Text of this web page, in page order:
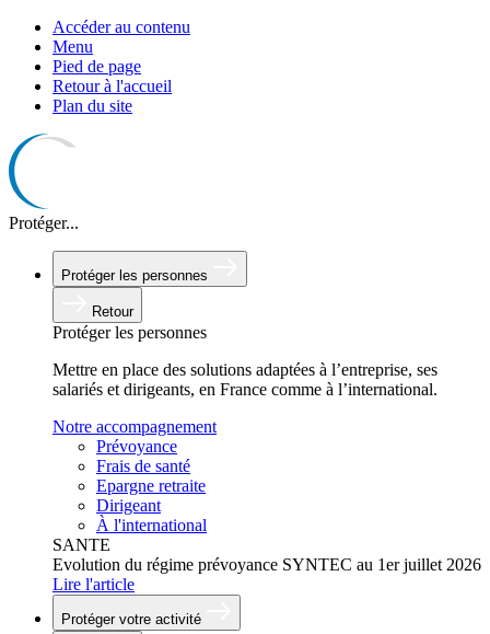
Accéder au contenu
Menu
Pied de page
Retour à l'accueil
Plan du site
Protéger...
Protégerles personnes
Retour
Protéger les personnes
Mettre en place des solutions adaptées à l’entreprise, ses
salariés et dirigeants, en France comme à l’international.
Notre accompagnement
Prévoyance
Frais de santé
Epargne retraite
Dirigeant
À l'international
SANTE
Evolution du régime prévoyance SYNTEC au 1er juillet 2026
Lire l'article
Protégervotre activité